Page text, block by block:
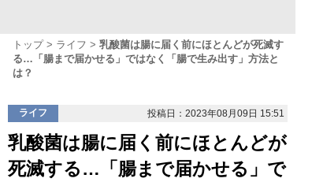
トップ ライフ
乳酸菌は腸に届く前にほとんどが死滅す
る…「腸まで届かせる」ではなく「腸で生み出す」方法と
は？
ライフ 投稿日：2023年08月09日 15:51
乳酸菌は腸に届く前にほとんどが
死滅する…「腸まで届かせる」で